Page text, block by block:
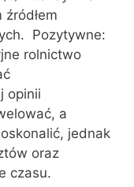
Pozytywne:
rolnictwo
opinii
a
jednak
oraz
czasu.